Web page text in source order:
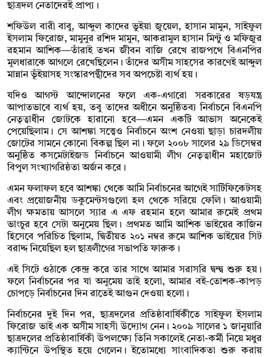
ছাত্রদল নেতাদেরই প্রাপ্য।
শফিউল বারী বাবু, আব্দুল কাদের ভুইয়া জুয়েল, হাসান মামুন, সাইফুল
ইসলাম ফিরোজ, মামুনুর রশিদ মামুন, আকরামুল হাসান মিন্টু ও মফিজুর
রহমান আশিক—তাঁরাই তখন জীবন বাজি রেখে রাজপথে বিএনপির
মূলধারাকে আগলে রেখেছিলেন। তাঁদের অসীম সাহসের কারণেই আব্দুল
মান্নান ভূঁইয়াসহ সংস্কারপন্থীদের সব অপচেষ্টা ব্যর্থ হয়।
যদিও আগস্ট আন্দোলনের ফলে এক-এগারো সরকারের ষড়যন্ত্র
আপাতভাবে ব্যর্থ হয়, তবু তাদের অধীনে অনুষ্ঠিতব্য নির্বাচনে বিএনপি
নেতৃত্বাধীন জোটকে হারানো হবে—এমন একটি আভাস অনেকেই
পেয়েছিলাম। সে আশঙ্কা সত্ত্বেও নির্বাচনে অংশ নেওয়া ছাড়া চারদলীয়
জোটের সামনে কোনো বিকল্প ছিল না। ফলে ২০০৮ সালের ২৯ ডিসেম্বর
অনুষ্ঠিত কসমেটাইজড নির্বাচনে আওয়ামী লীগ নেতৃত্বাধীন মহাজোট
বিপুল সংখ্যাগরিষ্ঠতা অর্জন করে।
এমন ফলাফল হবে আশঙ্কা থেকে আমি নির্বাচনের আগেই সার্টিফিকেটসহ
এবং প্রয়োজনীয় ডকুমেন্টসগুলো হল থেকে সরিয়ে ফেলি। আওয়ামী
লীগ ক্ষমতায় আসলে স্যার এ এফ রহমান হলে আমার রুমেই প্রথম
ভাংচুর হবে সেটা অনুমেয় ছিল। প্রথমত আমি আশিক ভাইয়ের কাজিন
হিসেবে পরিচিত ছিলাম, দ্বিতীয়ত ২০১ নম্বর রুমে আশিক ভাইয়ের সিট
বরাদ্দ নিয়েছিল হল ছাত্রলীগের সভাপতি ফারুক।
এই সিটে ওঠাকে কেন্দ্র করে তার সাথে আমার সরাসরি দ্বন্দ্ব শুরু হয়।
ফলে নির্বাচনের পর যা অনুমেয় তাই হলো, আমার বই-তোশক-কাপড়
চোপড়ে নির্বাচনের দিন রাতেই আগুন দেওয়া হলো।
নির্বাচনের দুই দিন পর, ছাত্রদলের প্রতিষ্ঠাবার্ষিকীতে সাইফুল ইসলাম
ফিরোজ ভাই এক অসীম সাহসী উদ্যোগ নেন। ২০০৯ সালের ১ জানুয়ারি
ছাত্রদলের প্রতিষ্ঠাবার্ষিকী উপলক্ষ্যে তিনি সকালেই নেতা-কর্মী নিয়ে মধুর
ক্যান্টিনে উপস্থিত হয়ে গেলেন। ইতোমধ্যে সাংবাদিকতা শুরু করায়